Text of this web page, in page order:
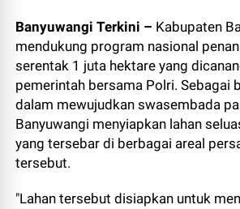
Banyuwangi Terkini – Kabupaten
mendukung program nasional
serentak 1 juta hektare yang
pemerintah bersama Polri. Sebagai
dalam mewujudkan swasembada
Banyuwangi menyiapkan lahan
yang tersebar di berbagai areal
tersebut.
"Lahan tersebut disiapkan untuk